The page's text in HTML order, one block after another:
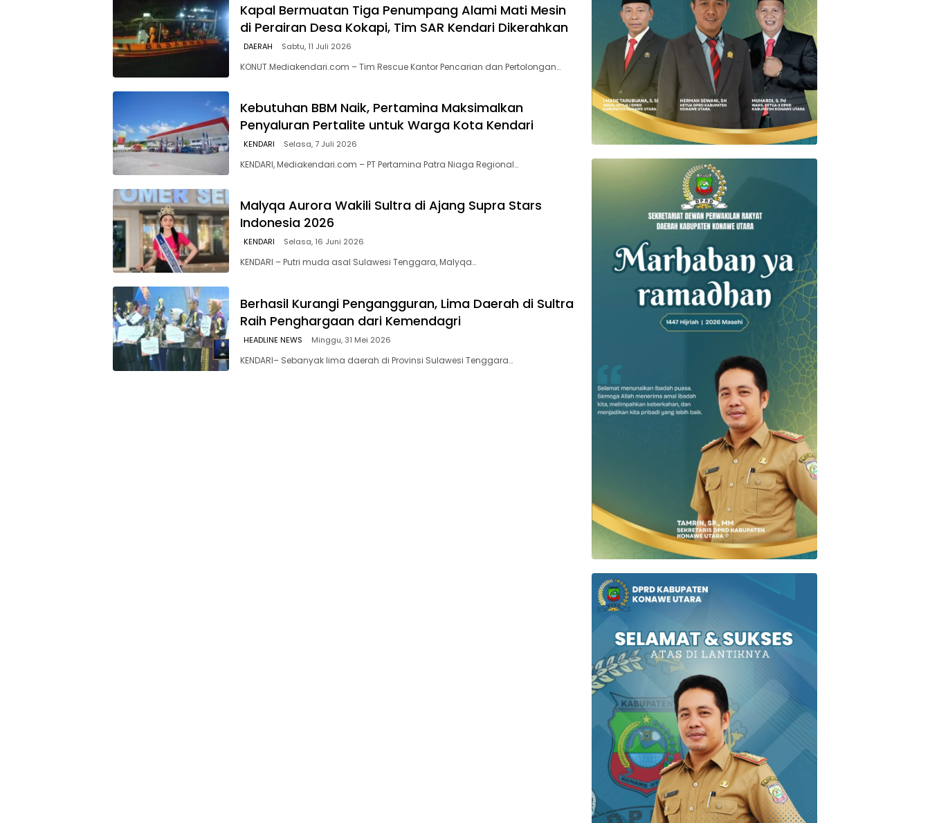
Kapal Bermuatan Tiga Penumpang Alami Mati Mesin
di Perairan Desa Kokapi, Tim SAR Kendari Dikerahkan
DAERAH Sabtu, 11 Juli 2026
KONUT.Mediakendari.com – Tim Rescue Kantor Pencarian dan Pertolongan…
Kebutuhan BBM Naik, Pertamina Maksimalkan
Penyaluran Pertalite untuk Warga Kota Kendari
KENDARI Selasa, 7 Juli 2026
KENDARI, Mediakendari.com – PT Pertamina Patra Niaga Regional…
Malyqa Aurora Wakili Sultra di Ajang Supra Stars
Indonesia 2026
KENDARI Selasa, 16 Juni 2026
KENDARI – Putri muda asal Sulawesi Tenggara, Malyqa…
Berhasil Kurangi Pengangguran, Lima Daerah di Sultra
Raih Penghargaan dari Kemendagri
HEADLINE NEWS Minggu, 31 Mei 2026
KENDARI– Sebanyak lima daerah di Provinsi Sulawesi Tenggara…